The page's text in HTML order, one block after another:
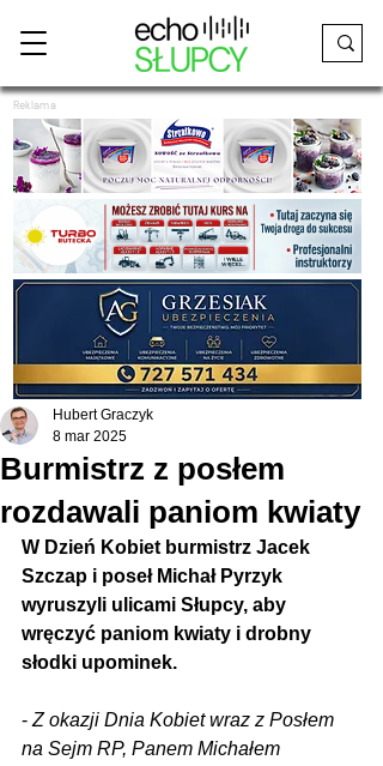
Reklama
Burmistrz z posłem
rozdawali paniom kwiaty
Hubert Graczyk
8 mar 2025
W Dzień Kobiet burmistrz Jacek
Szczap i poseł Michał Pyrzyk
wyruszyli ulicami Słupcy, aby
wręczyć paniom kwiaty i drobny
słodki upominek.
- Z okazji Dnia Kobiet wraz z Posłem
na Sejm RP, Panem Michałem